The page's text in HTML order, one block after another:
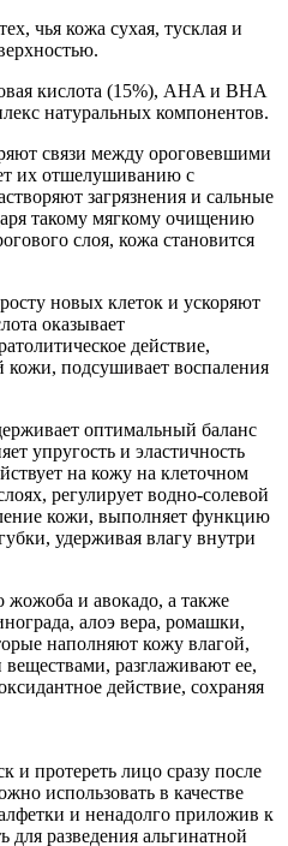
чья кожа сухая, тусклая и
кислота (15%), AHA и BHA
натуральных компонентов.
связи между ороговевшими
их отшелушиванию с
загрязнения и сальные
такому мягкому очищению
слоя, кожа становится
новых клеток и ускоряют
оказывает
действие,
кожи, подсушивает воспаления
оптимальный баланс
упругость и эластичность
на кожу на клеточном
регулирует водно-солевой
кожи, выполняет функцию
удерживая влагу внутри
жожоба и авокадо, а также
алоэ вера, ромашки,
наполняют кожу влагой,
разглаживают ее,
действие, сохраняя
и протереть лицо сразу после
использовать в качестве
и ненадолго приложив к
разведения альгинатной